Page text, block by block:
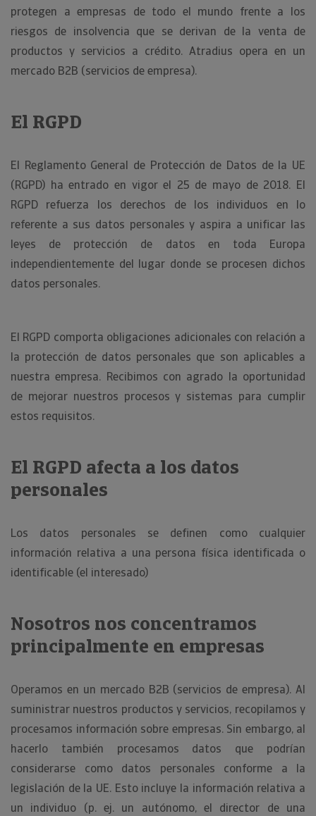
protegen a empresas de todo el mundo frente a los
riesgos de insolvencia que se derivan de la venta de
productos y servicios a crédito. Atradius opera en un
mercado B2B (servicios de empresa).
El RGPD
El Reglamento General de Protección de Datos de la UE
(RGPD) ha entrado en vigor el 25 de mayo de 2018. El
RGPD refuerza los derechos de los individuos en lo
referente a sus datos personales y aspira a unificar las
leyes de protección de datos en toda Europa
independientemente del lugar donde se procesen dichos
datos personales.
El RGPD comporta obligaciones adicionales con relación a
la protección de datos personales que son aplicables a
nuestra empresa. Recibimos con agrado la oportunidad
de mejorar nuestros procesos y sistemas para cumplir
estos requisitos.
El RGPD afecta a los datos
personales
Los datos personales se definen como cualquier
información relativa a una persona física identificada o
identificable (el interesado)
Nosotros nos concentramos
principalmente en empresas
Operamos en un mercado B2B (servicios de empresa). Al
suministrar nuestros productos y servicios, recopilamos y
procesamos información sobre empresas. Sin embargo, al
hacerlo también procesamos datos que podrían
considerarse como datos personales conforme a la
legislación de la UE. Esto incluye la información relativa a
un individuo (p. ej. un autónomo, el director de una